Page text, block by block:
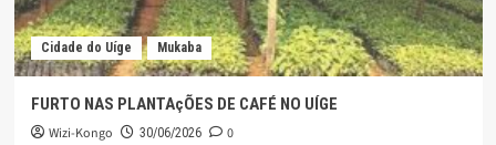
Cidade do Uíge Mukaba
FURTO NAS PLANTAçÕES DE CAFÉ NO UÍGE
Wizi-Kongo 30/06/2026 0